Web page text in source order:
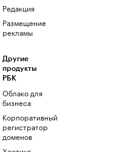
Редакция
Размещение
рекламы
Другие
продукты
РБК
Облако для
бизнеса
Корпоративный
регистратор
доменов